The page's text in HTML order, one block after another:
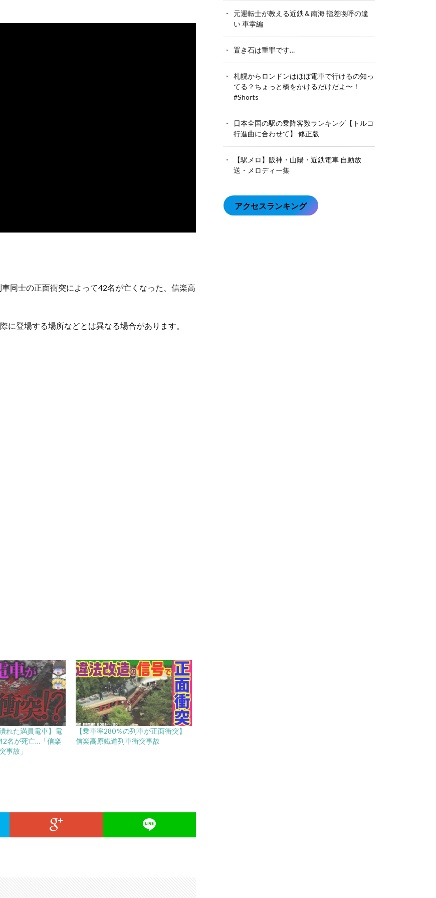
同士の正面衝突によって42名が亡くなった、信楽高
登場する場所などとは異なる場合があります。
れた満員電車】電
名が死亡…「信楽
事故」
【乗車率280％の列車が正面衝突】
信楽高原鐵道列車衝突事故
元運転士が教える近鉄＆南海 指差喚呼の違
い 車掌編
置き石は重罪です…
札幌からロンドンはほぼ電車で行けるの知っ
てる？ちょっと橋をかけるだけだよ〜！
#Shorts
日本全国の駅の乗降客数ランキング【トルコ
行進曲に合わせて】 修正版
【駅メロ】阪神・山陽・近鉄電車 自動放
送・メロディー集
アクセスランキング